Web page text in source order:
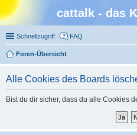
cattalk - das
Schnellzugriff FAQ
Foren-Übersicht
Alle Cookies des Boards
Bist du dir sicher, dass du alle Cookies